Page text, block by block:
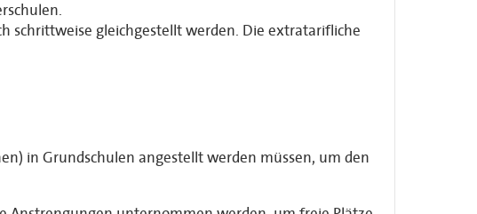
schrittweise gleichgestellt werden. Die extratarifliche
in Grundschulen angestellt werden müssen, um den